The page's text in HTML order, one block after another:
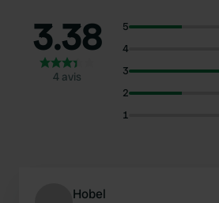
3.38
4 avis
5
4
3
2
1
Hobel